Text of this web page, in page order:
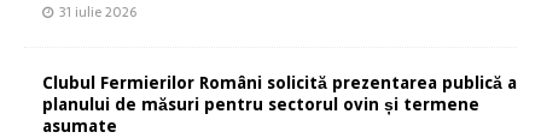
31 iulie 2026
Clubul Fermierilor Români solicită prezentarea publică a
planului de măsuri pentru sectorul ovin și termene
asumate